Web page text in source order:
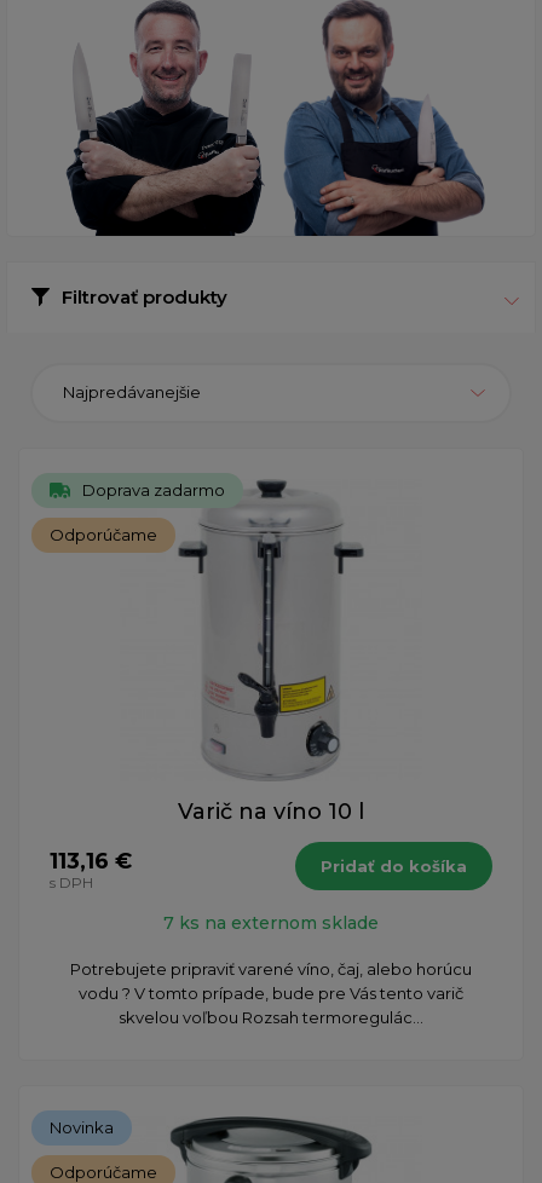
Filtrovať produkty
Najpredávanejšie
Doprava zadarmo
Odporúčame
Varič na víno 10 l
113,16 €
s DPH
Pridať do košíka
7 ks na externom sklade
Potrebujete pripraviť varené víno, čaj, alebo horúcu
vodu ? V tomto prípade, bude pre Vás tento varič
skvelou voľbou Rozsah termoregulác...
Novinka
Odporúčame